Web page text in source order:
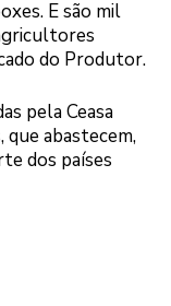
E são mil
do Produtor.
pela Ceasa
abastecem,
dos países